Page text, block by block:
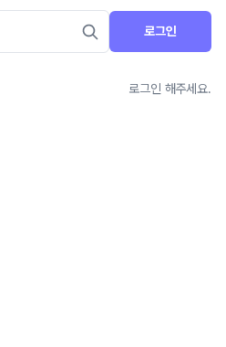
로그인
로그인 해주세요.